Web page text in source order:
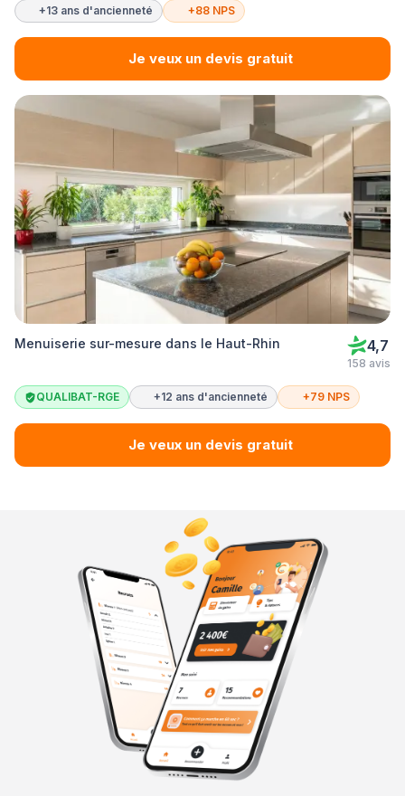
+13 ans d'ancienneté +88 NPS
Je veux un devis gratuit
Menuiserie sur-mesure dans le Haut-Rhin 4,7
158 avis
QUALIBAT-RGE +12 ans d'ancienneté +79 NPS
Je veux un devis gratuit